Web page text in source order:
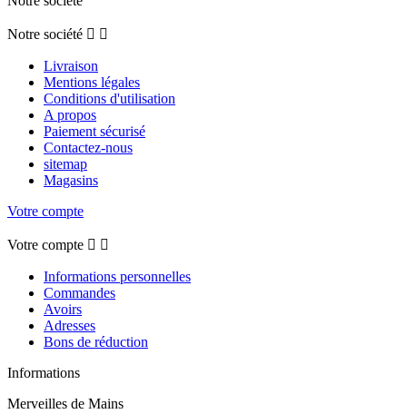
Notre société  
Livraison
Mentions légales
Conditions d'utilisation
A propos
Paiement sécurisé
Contactez-nous
sitemap
Magasins
Votre compte
Votre compte  
Informations personnelles
Commandes
Avoirs
Adresses
Bons de réduction
Informations
Merveilles de Mains